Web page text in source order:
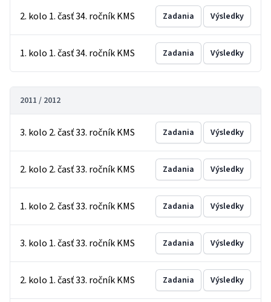
2. kolo 1. časť 34. ročník KMS Zadania Výsledky
1. kolo 1. časť 34. ročník KMS Zadania Výsledky
2011 / 2012
3. kolo 2. časť 33. ročník KMS Zadania Výsledky
2. kolo 2. časť 33. ročník KMS Zadania Výsledky
1. kolo 2. časť 33. ročník KMS Zadania Výsledky
3. kolo 1. časť 33. ročník KMS Zadania Výsledky
2. kolo 1. časť 33. ročník KMS Zadania Výsledky